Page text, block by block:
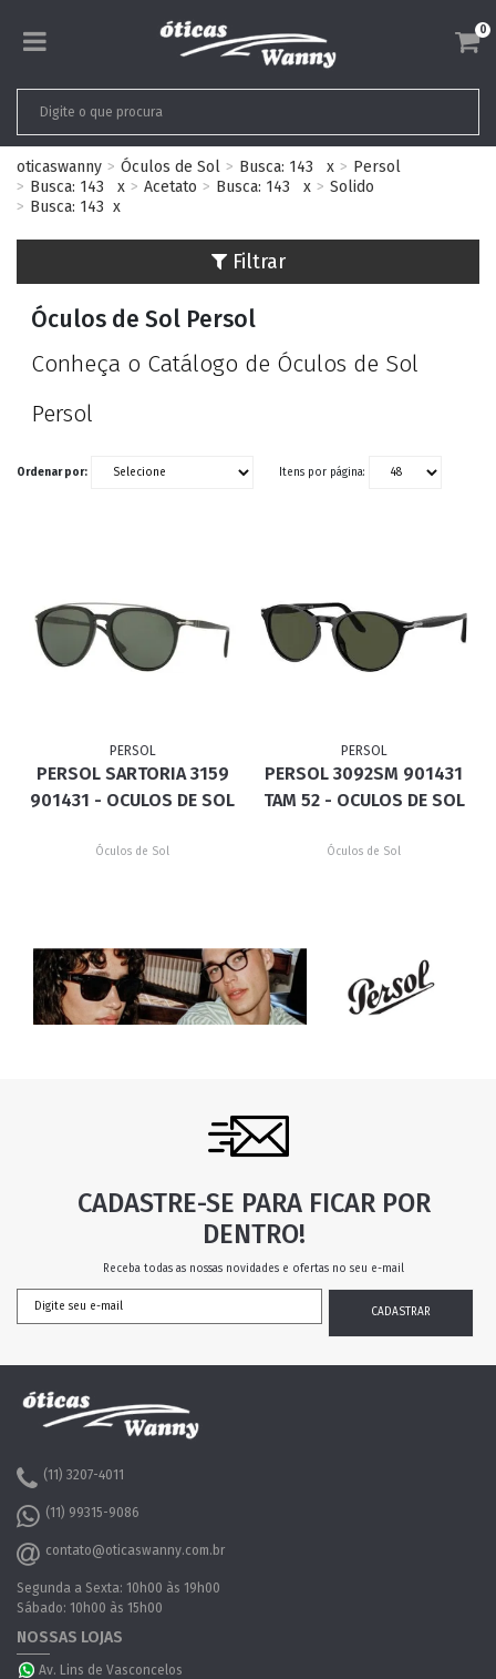
0
oticaswanny Óculos de Sol Busca: 143 x
Persol
Busca: 143
x Acetato Busca: 143 x
Solido
Busca: 143 x
Filtrar
Óculos de Sol Persol
Conheça o Catálogo de Óculos de Sol
Persol
Ordenar por: Itens por página:
PERSOL
PERSOL SARTORIA 3159
901431 - OCULOS DE SOL
Óculos de Sol
PERSOL
PERSOL 3092SM 901431
TAM 52 - OCULOS DE SOL
Óculos de Sol
CADASTRE-SE PARA FICAR POR
DENTRO!
Receba todas as nossas novidades e ofertas no seu e-mail
(11) 3207-4011
(11) 99315-9086
contato@oticaswanny.com.br
Segunda a Sexta: 10h00 às 19h00
Sábado: 10h00 às 15h00
NOSSAS LOJAS
Av. Lins de Vasconcelos